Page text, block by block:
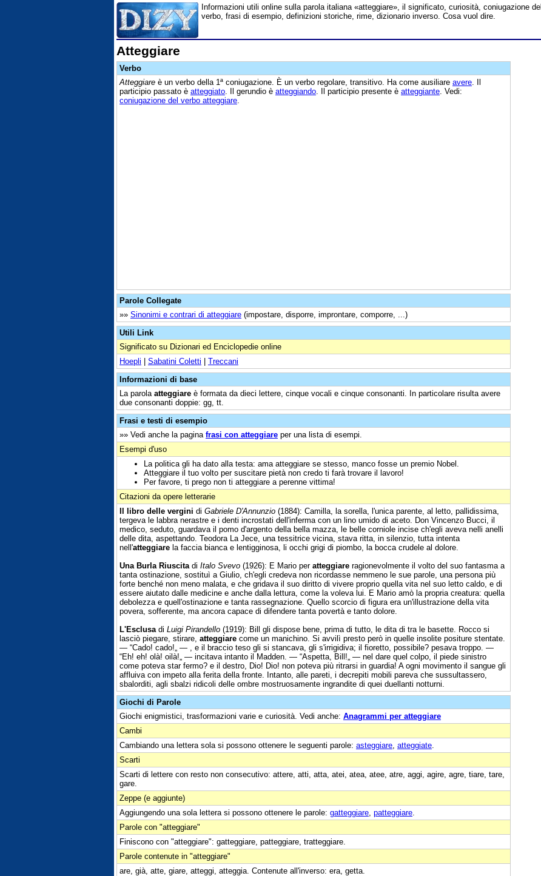
Informazioni utili online sulla parola italiana «atteggiare», il significato, curiosità, coniugazione del
verbo, frasi di esempio, definizioni storiche, rime, dizionario inverso. Cosa vuol dire.
Atteggiare
Verbo
Atteggiare è un verbo della 1ª coniugazione. È un verbo regolare, transitivo. Ha come ausiliare avere . Il
participio passato è atteggiato . Il gerundio è atteggiando . Il participio presente è atteggiante . Vedi:
coniugazione del verbo atteggiare
Parole Collegate
»» Sinonimi e contrari di atteggiare (impostare, disporre, improntare, comporre, ...)
Utili Link
Significato su Dizionari ed Enciclopedie online
Hoepli | Sabatini Coletti | Treccani
Informazioni di base
La parola atteggiare è formata da dieci lettere, cinque vocali e cinque consonanti. In particolare risulta avere
due consonanti doppie: gg, tt.
Frasi e testi di esempio
»» Vedi anche la pagina frasi con atteggiare per una lista di esempi.
Esempi d'uso
La politica gli ha dato alla testa: ama atteggiare se stesso, manco fosse un premio Nobel.
Atteggiare il tuo volto per suscitare pietà non credo ti farà trovare il lavoro!
Per favore, ti prego non ti atteggiare a perenne vittima!
Citazioni da opere letterarie
Il libro delle vergini di Gabriele D'Annunzio (1884): Camilla, la sorella, l'unica parente, al letto, pallidissima,
tergeva le labbra nerastre e i denti incrostati dell'inferma con un lino umido di aceto. Don Vincenzo Bucci, il
medico, seduto, guardava il pomo d'argento della bella mazza, le belle corniole incise ch'egli aveva nelli anelli
delle dita, aspettando. Teodora La Jece, una tessitrice vicina, stava ritta, in silenzio, tutta intenta
nell'atteggiare la faccia bianca e lentigginosa, li occhi grigi di piombo, la bocca crudele al dolore.
Una Burla Riuscita di Italo Svevo (1926): E Mario per atteggiare ragionevolmente il volto del suo fantasma a
tanta ostinazione, sostituì a Giulio, ch'egli credeva non ricordasse nemmeno le sue parole, una persona più
forte benché non meno malata, e che gridava il suo diritto di vivere proprio quella vita nel suo letto caldo, e di
essere aiutato dalle medicine e anche dalla lettura, come la voleva lui. E Mario amò la propria creatura: quella
debolezza e quell'ostinazione e tanta rassegnazione. Quello scorcio di figura era un'illustrazione della vita
povera, sofferente, ma ancora capace di difendere tanta povertà e tanto dolore.
L'Esclusa di Luigi Pirandello (1919): Bill gli dispose bene, prima di tutto, le dita di tra le basette. Rocco si
lasciò piegare, stirare, atteggiare come un manichino. Si avvilì presto però in quelle insolite positure stentate.
— “Cado! cado!„ — , e il braccio teso gli si stancava, gli s'irrigidiva; il fioretto, possibile? pesava troppo. —
“Eh! eh! olà! oilà!„ — incitava intanto il Madden. — “Aspetta, Bill!„ — nel dare quel colpo, il piede sinistro
come poteva star fermo? e il destro, Dio! Dio! non poteva più ritrarsi in guardia! A ogni movimento il sangue gli
affluiva con impeto alla ferita della fronte. Intanto, alle pareti, i decrepiti mobili pareva che sussultassero,
sbalorditi, agli sbalzi ridicoli delle ombre mostruosamente ingrandite di quei duellanti notturni.
Giochi di Parole
Giochi enigmistici, trasformazioni varie e curiosità. Vedi anche: Anagrammi per atteggiare
Cambi
Cambiando una lettera sola si possono ottenere le seguenti parole: asteggiare atteggiate
Scarti
Scarti di lettere con resto non consecutivo: attere, atti, atta, atei, atea, atee, atre, aggi, agire, agre, tiare, tare,
gare.
Zeppe (e aggiunte)
Aggiungendo una sola lettera si possono ottenere le parole: gatteggiare patteggiare
Parole con "atteggiare"
Finiscono con "atteggiare": gatteggiare, patteggiare, tratteggiare.
Parole contenute in "atteggiare"
are, già, atte, giare, atteggi, atteggia. Contenute all'inverso: era, getta.